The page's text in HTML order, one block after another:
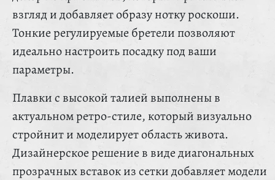
взгляд и добавляет образу нотку роскоши.
Тонкие регулируемые бретели позволяют
идеально настроить посадку под ваши
параметры.
Плавки с высокой талией выполнены в
актуальном ретро-стиле, который визуально
стройнит и моделирует область живота.
Дизайнерское решение в виде диагональных
прозрачных вставок из сетки добавляет модели